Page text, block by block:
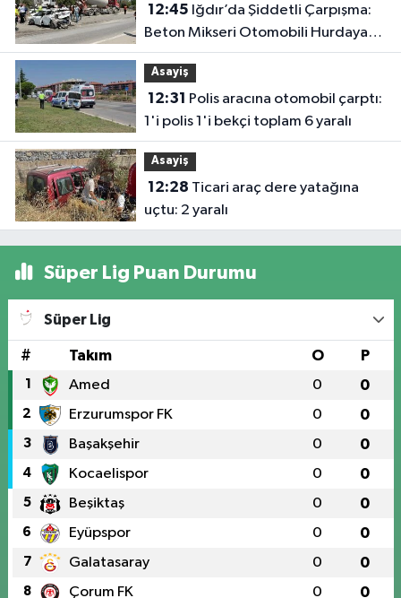
12:45
Beton Mikseri Otomobili Hurdaya
Çevirdi (4 Yaralı)
Asayiş
12:31
1'i polis 1'i bekçi toplam 6 yaralı
Asayiş
12:28
uçtu: 2 yaralı
Süper Lig Puan Durumu
Süper Lig
# Takım O P
1 Amed 0 0
2 Erzurumspor FK 0 0
3 Başakşehir 0 0
4 Kocaelispor 0 0
5 Beşiktaş 0 0
6 Eyüpspor 0 0
7 Galatasaray 0 0
8 Çorum FK 0 0